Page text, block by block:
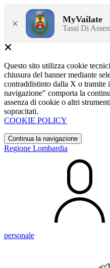
× MyVailate
Tassi Di
Questo sito utilizza cookie
chiusura del banner mediante
contraddistinto dalla X o tramite
navigazione" comporta la
assenza di cookie o altri
sopracitati.
COOKIE POLICY
Continua la navigazione
Regione Lombardia
personale